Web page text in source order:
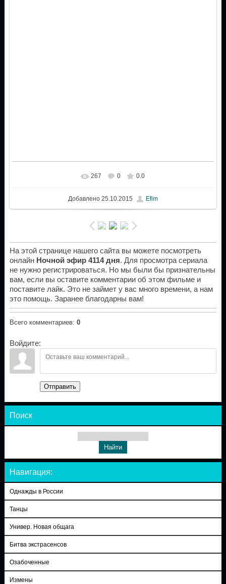
267 0 0.0
Добавлено25.10.2015 Efim
На этой странице нашего сайта вы можете посмотреть
онлайн Ночной эфир 4114 дня. Для просмотра сериала
не нужно регистрироваться. Но мы были бы признательны
вам, если вы оставите комментарии об этом фильме и
поставите лайк. Это не займет у вас много времени, а нам
это помощь. Заранее благодарны вам!
Всего комментариев: 0
Войдите:
Отправить
Поиск
Навигация:
Однажды в России
Танцы
Универ. Новая общага
Битва экстрасенсов
Озабоченные
Измены